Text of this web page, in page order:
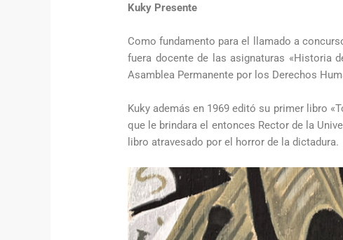
Kuky Presente
Como fundamento para el llamado a
fuera docente de las asignaturas «Historia
Asamblea Permanente por los Derechos
Kuky además en 1969 editó su primer libro
que le brindara el entonces Rector de la
libro atravesado por el horror de la dictadura.